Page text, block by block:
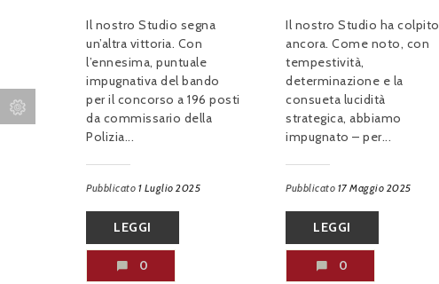
Il nostro Studio segna
un’altra vittoria. Con
l’ennesima, puntuale
impugnativa del bando
per il concorso a 196 posti
da commissario della
Polizia...
Pubblicato 1 Luglio 2025
LEGGI
0
Il nostro Studio ha colpito
ancora. Come noto, con
tempestività,
determinazione e la
consueta lucidità
strategica, abbiamo
impugnato – per...
Pubblicato 17 Maggio 2025
LEGGI
0